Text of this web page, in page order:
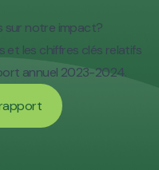
sur notre impact?
les chiffres clés relatifs
annuel 2023-2024.